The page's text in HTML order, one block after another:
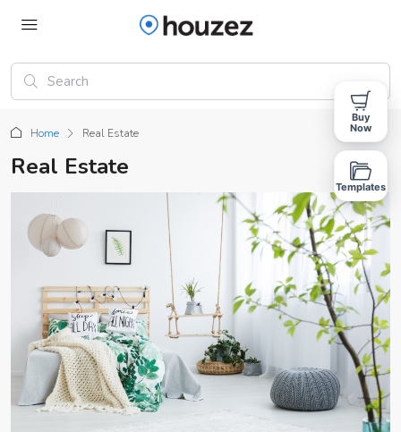
Home Real Estate
Real Estate
Buy
Now
Templates